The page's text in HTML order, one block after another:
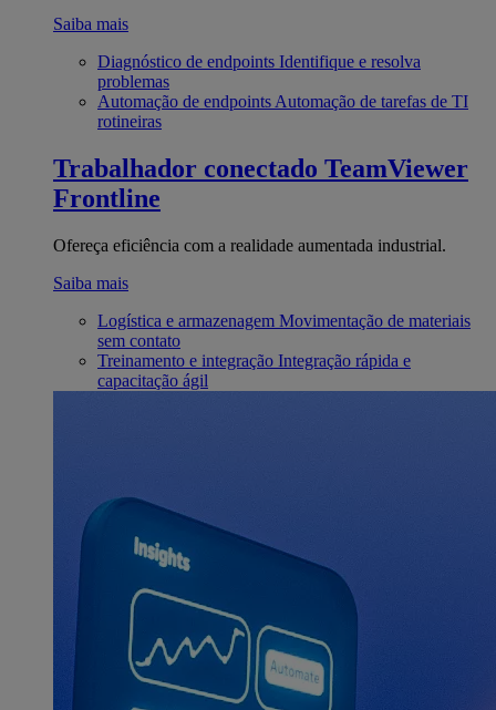
Saiba mais
Diagnóstico de endpoints Identifique e resolva
problemas
Automação de endpoints Automação de tarefas de TI
rotineiras
Trabalhador conectado TeamViewer
Frontline
Ofereça eficiência com a realidade aumentada industrial.
Saiba mais
Logística e armazenagem Movimentação de materiais
sem contato
Treinamento e integração Integração rápida e
capacitação ágil